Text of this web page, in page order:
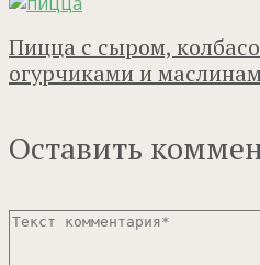
Пицца с сыром,
огурчиками и
Оставить